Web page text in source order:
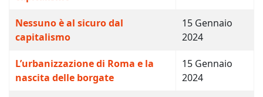
Nessuno è al sicuro dal
capitalismo
15 Gennaio
2024
L’urbanizzazione di Roma e la
nascita delle borgate
15 Gennaio
2024